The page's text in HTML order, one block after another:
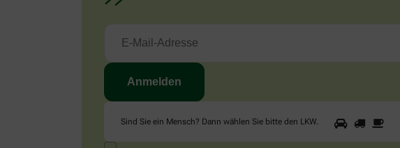
Sind Sie ein Mensch? Dann wählen Sie bitte den LKW
Sind
Sie
1 2